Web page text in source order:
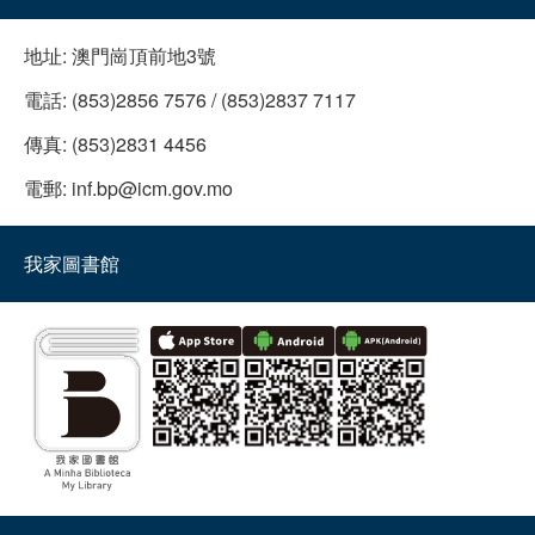
地址: 澳門崗頂前地3號
電話: (853)2856 7576 / (853)2837 7117
傳真: (853)2831 4456
電郵: inf.bp@icm.gov.mo
我家圖書館